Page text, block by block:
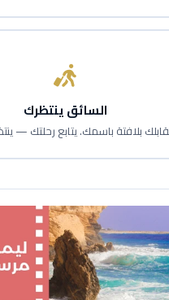
السائق ينتظرك
بلافتة باسمك. يتابع رحلتك —